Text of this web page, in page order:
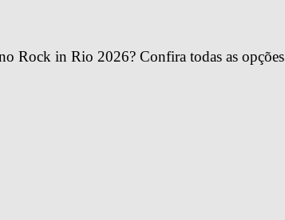
Rock in Rio 2026? Confira todas as